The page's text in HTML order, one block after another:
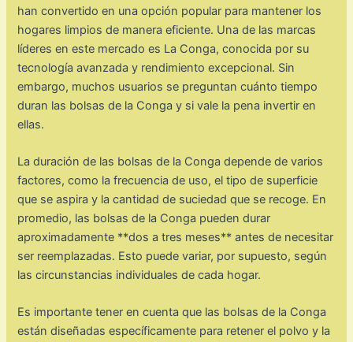
han convertido en una opción popular para mantener los
hogares limpios de manera eficiente. Una de las marcas
líderes en este mercado es La Conga, conocida por su
tecnología avanzada y rendimiento excepcional. Sin
embargo, muchos usuarios se preguntan cuánto tiempo
duran las bolsas de la Conga y si vale la pena invertir en
ellas.
La duración de las bolsas de la Conga depende de varios
factores, como la frecuencia de uso, el tipo de superficie
que se aspira y la cantidad de suciedad que se recoge. En
promedio, las bolsas de la Conga pueden durar
aproximadamente **dos a tres meses** antes de necesitar
ser reemplazadas. Esto puede variar, por supuesto, según
las circunstancias individuales de cada hogar.
Es importante tener en cuenta que las bolsas de la Conga
están diseñadas específicamente para retener el polvo y la